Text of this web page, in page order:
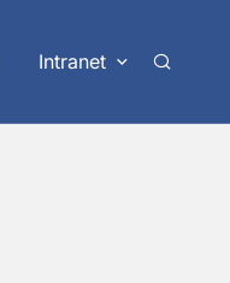
Intranet